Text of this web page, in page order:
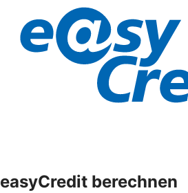
easyCredit berechnen